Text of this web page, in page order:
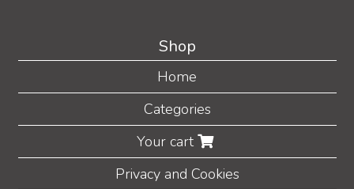
Shop
Home
Categories
Your cart
Privacy and Cookies